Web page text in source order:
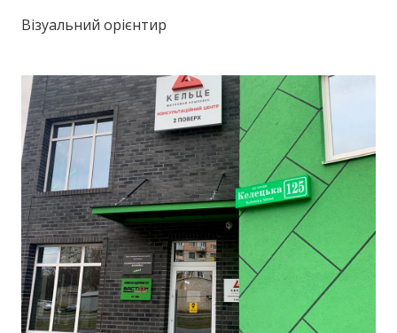
Візуальний орієнтир